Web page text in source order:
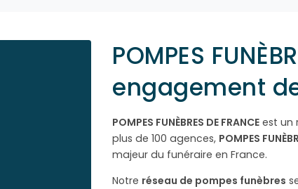
POMPES
engagement
POMPES FUNÈBRES DE FRANCE est un
plus de 100 agences, POMPES
majeur du funéraire en France.
Notre réseau de pompes funèbres